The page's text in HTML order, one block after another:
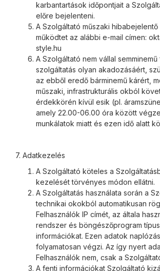
karbantartások időpontjait a
előre bejelenteni.
A Szolgáltató műszaki
működtet az alábbi e-mail címen:
style.hu
A Szolgáltató nem vállal
szolgáltatás olyan akadozásáért,
az ebből eredő bárminemű kárért,
műszaki, infrastrukturális okból
érdekkörén kívül esik (pl.
amely 22.00-06.00 óra között
munkálatok miatt és ezen idő alatt
7. Adatkezelés
A Szolgáltató köteles a
kezelését törvényes módon ellátni.
A Szolgáltatás használata során a
technikai okokból automatikusan
Felhasználók IP címét, az általa
rendszer és böngészőprogram
információkat. Ezen adatok
folyamatosan végzi. Az így nyert
Felhasználók nem, csak a
A fenti információkat Szolgáltató